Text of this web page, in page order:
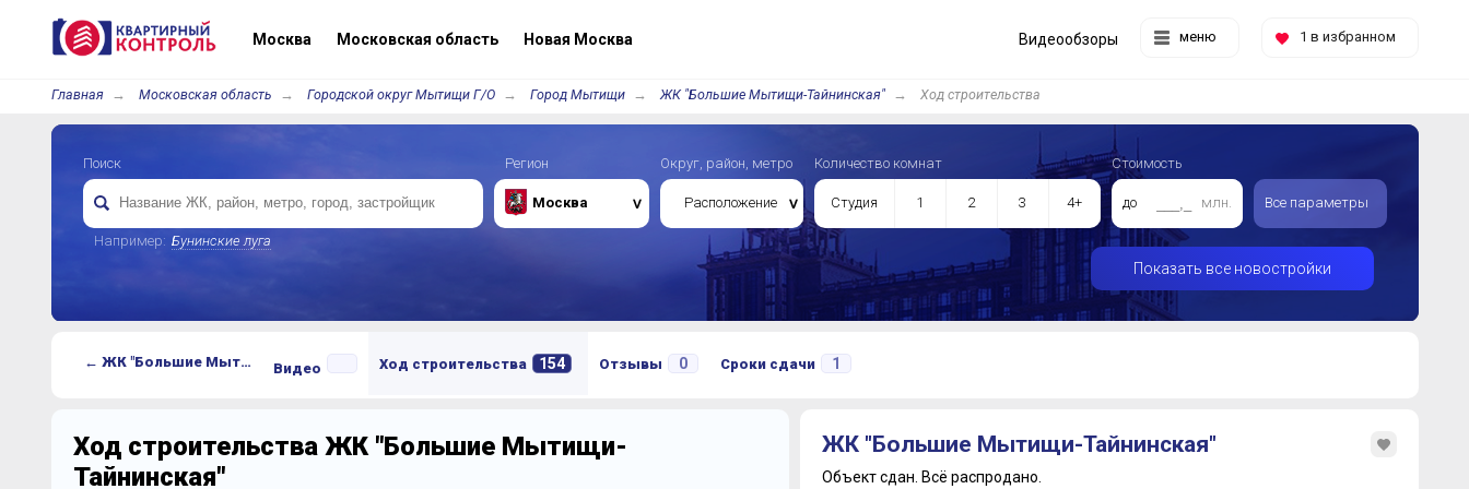
Москва Московская область Новая Москва меню 1 в избранном
Видеообзоры
Главная Московская область Городской округ Мытищи Г/О Город Мытищи ЖК "Большие Мытищи-Тайнинская" Ход строительства
Поиск
Например: Бунинские луга
Регион
Москва
Округ, район, метро
Расположение
Количество комнат
Студия 1 2 3 4+
Стоимость
до млн. Все параметры
Показать все новостройки
← ЖК "Большие Мытищи-Тайнинская" Видео Ход строительства 154 Отзывы 0 Сроки сдачи 1
Ход строительства ЖК "Большие Мытищи-
Тайнинская"
ЖК "Большие Мытищи-Тайнинская"
Объект сдан. Всё распродано.